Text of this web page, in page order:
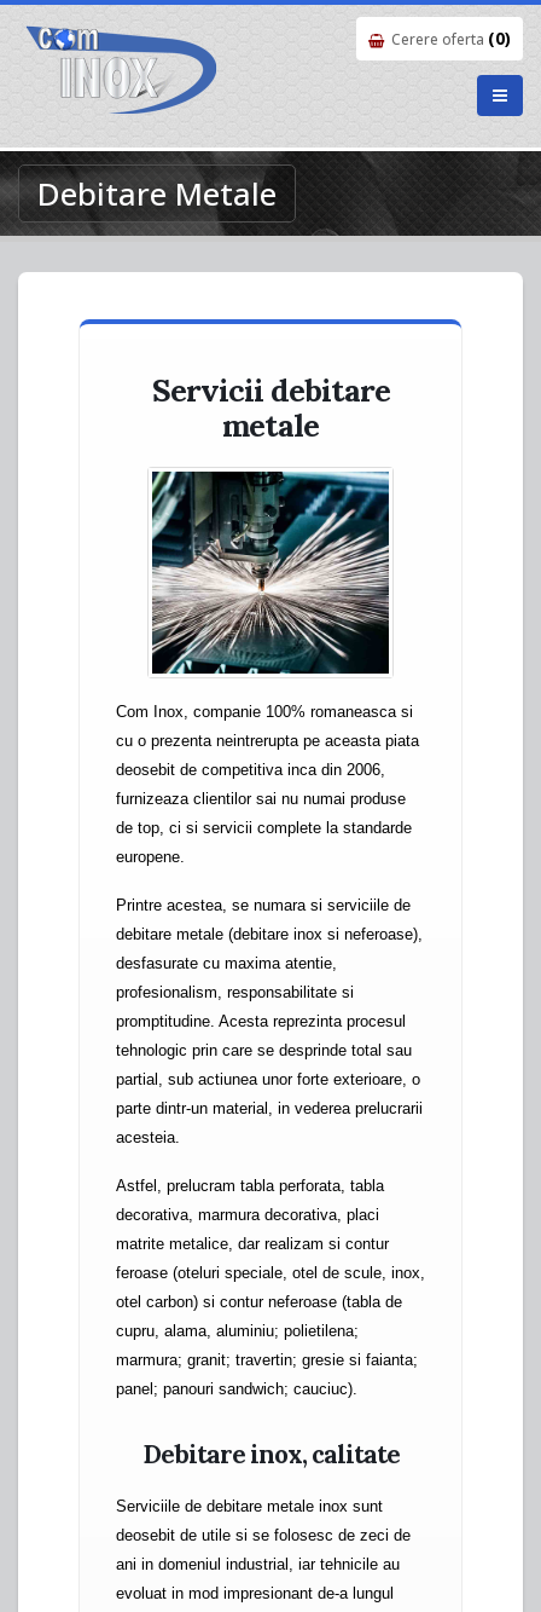
Cerere oferta (0)
Debitare Metale
Servicii debitare
metale
Com Inox, companie 100% romaneasca si
cu o prezenta neintrerupta pe aceasta piata
deosebit de competitiva inca din 2006,
furnizeaza clientilor sai nu numai produse
de top, ci si servicii complete la standarde
europene.
Printre acestea, se numara si serviciile de
debitare metale (debitare inox si neferoase),
desfasurate cu maxima atentie,
profesionalism, responsabilitate si
promptitudine. Acesta reprezinta procesul
tehnologic prin care se desprinde total sau
partial, sub actiunea unor forte exterioare, o
parte dintr-un material, in vederea prelucrarii
acesteia.
Astfel, prelucram tabla perforata, tabla
decorativa, marmura decorativa, placi
matrite metalice, dar realizam si contur
feroase (oteluri speciale, otel de scule, inox,
otel carbon) si contur neferoase (tabla de
cupru, alama, aluminiu; polietilena;
marmura; granit; travertin; gresie si faianta;
panel; panouri sandwich; cauciuc).
Debitare inox, calitate
Serviciile de debitare metale inox sunt
deosebit de utile si se folosesc de zeci de
ani in domeniul industrial, iar tehnicile au
evoluat in mod impresionant de-a lungul